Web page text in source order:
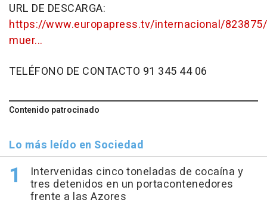
URL DE DESCARGA:
https://www.europapress.tv/internacional/
muer...
TELÉFONO DE CONTACTO 91 345 44 06
Contenido patrocinado
Lo más leído en Sociedad
Intervenidas cinco toneladas de cocaína y
tres detenidos en un portacontenedores
frente a las Azores